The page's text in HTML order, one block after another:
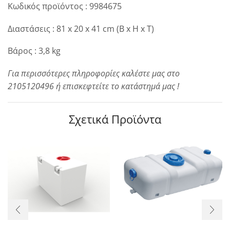
Κωδικός προϊόντος : 9984675
Διαστάσεις : 81 x 20 x 41 cm (B x H x T)
Βάρος : 3,8 kg
Για περισσότερες πληροφορίες καλέστε μας στο
2105120496 ή επισκεφτείτε το κατάστημά μας !
Σχετικά Προϊόντα